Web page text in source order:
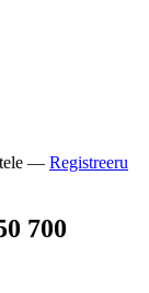
— Registreeru
700